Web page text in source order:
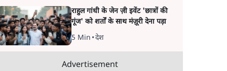
राहुल गांधी के जेन ज़ी इवेंट 'छात्रों की
गूंज' को शर्तों के साथ मंज़ूरी देना पड़ा
5 Min •देश
Advertisement